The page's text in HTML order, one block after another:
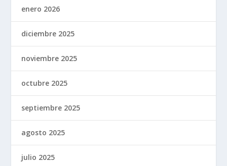
enero 2026
diciembre 2025
noviembre 2025
octubre 2025
septiembre 2025
agosto 2025
julio 2025